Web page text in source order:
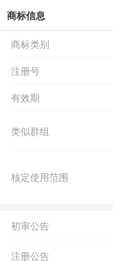
商标信息
商标类别
注册号
有效期
类似群组
核定使用范围
初审公告
注册公告